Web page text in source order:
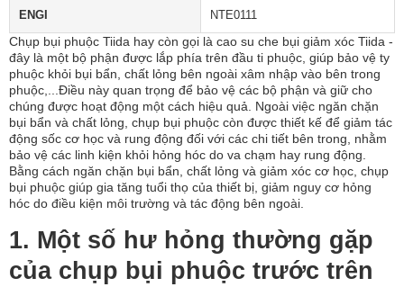
ENGI NTE0111
Chụp bụi phuộc Tiida hay còn gọi là cao su che bụi giảm xóc Tiida -
đây là một bộ phận được lắp phía trên đầu ti phuộc, giúp bảo vệ ty
phuộc khỏi bụi bẩn, chất lỏng bên ngoài xâm nhập vào bên trong
phuộc,...Điều này quan trọng để bảo vệ các bộ phận và giữ cho
chúng được hoạt động một cách hiệu quả. Ngoài việc ngăn chặn
bụi bẩn và chất lỏng, chụp bụi phuộc còn được thiết kế để giảm tác
động sốc cơ học và rung động đối với các chi tiết bên trong, nhằm
bảo vệ các linh kiện khỏi hỏng hóc do va chạm hay rung động.
Bằng cách ngăn chặn bụi bẩn, chất lỏng và giảm xóc cơ học, chụp
bụi phuộc giúp gia tăng tuổi thọ của thiết bị, giảm nguy cơ hỏng
hóc do điều kiện môi trường và tác động bên ngoài.
1. Một số hư hỏng thường gặp
của chụp bụi phuộc trước trên